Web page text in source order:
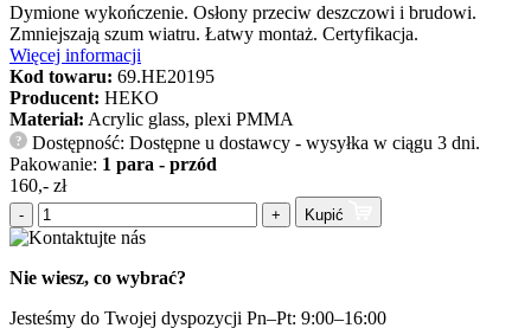
Dymione wykończenie. Osłony przeciw deszczowi i brudowi.
Zmniejszają szum wiatru. Łatwy montaż. Certyfikacja.
Więcej informacji
Kod towaru: 69.HE20195
Producent: HEKO
Materiał: Acrylic glass, plexi PMMA
?
Dostępność: Dostępne u dostawcy - wysyłka w ciągu 3 dni.
Pakowanie: 1 para - przód
160,- zł
- + Kupić
Nie wiesz, co wybrać?
Jesteśmy do Twojej dyspozycji Pn–Pt: 9:00–16:00